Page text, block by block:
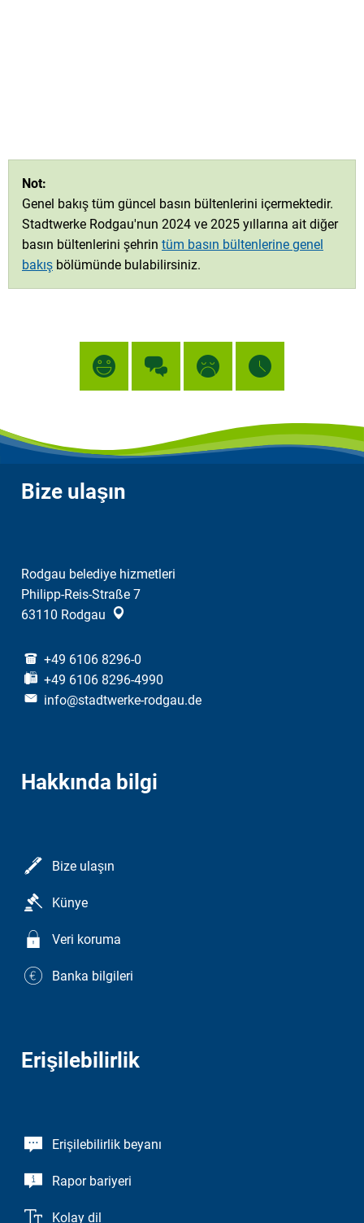
Not:
Genel bakış tüm güncel basın bültenlerini içermektedir.
Stadtwerke Rodgau'nun 2024 ve 2025 yıllarına ait diğer
basın bültenlerini şehrin tüm basın bültenlerine genel
bakış bölümünde bulabilirsiniz.
Bize ulaşın
Rodgau belediye hizmetleri
Philipp-Reis-Straße 7
63110 Rodgau
+49 6106 8296-0
+49 6106 8296-4990
info@stadtwerke-rodgau.de
Hakkında bilgi
Bize ulaşın
Künye
Veri koruma
Banka bilgileri
Erişilebilirlik
Erişilebilirlik beyanı
Rapor bariyeri
Kolay dil